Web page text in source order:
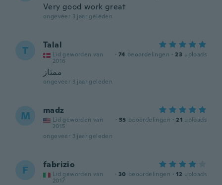
Very good work great
ongeveer 3 jaar geleden
T Talal
Lid geworden van
2016
· 74 beoordelingen · 23 uploads
ممتاز
ongeveer 3 jaar geleden
M madz
Lid geworden van
2015
· 35 beoordelingen · 21 uploads
ongeveer 3 jaar geleden
F fabrizio
Lid geworden van
2017
· 30 beoordelingen · 12 uploads